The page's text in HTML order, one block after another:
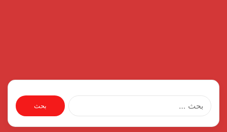
البحث
عن: